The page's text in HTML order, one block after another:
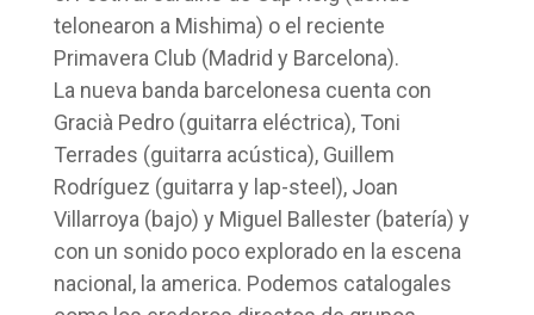
telonearon a Mishima) o el reciente
Primavera Club (Madrid y Barcelona).
La nueva banda barcelonesa cuenta con
Gracià Pedro (guitarra eléctrica), Toni
Terrades (guitarra acústica), Guillem
Rodríguez (guitarra y lap-steel), Joan
Villarroya (bajo) y Miguel Ballester (batería) y
con un sonido poco explorado en la escena
nacional, la america. Podemos catalogales